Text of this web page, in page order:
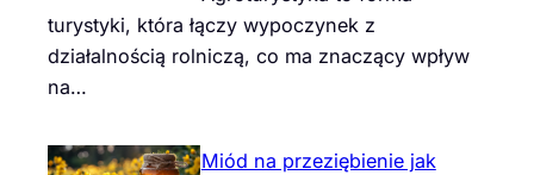
turystyki, która łączy wypoczynek z
działalnością rolniczą, co ma znaczący wpływ
na…
Miód na przeziębienie jak